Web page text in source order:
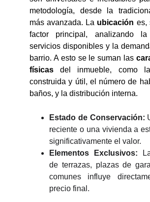
metodología, desde la
más avanzada. La ubicación es,
factor principal, analizando
servicios disponibles y la
barrio. A esto se le suman las
físicas del inmueble, como
construida y útil, el número de
baños, y la distribución interna.
Estado de Conservación:
reciente o una vivienda a
significativamente el valor.
Elementos Exclusivos:
de terrazas, plazas de
comunes influye
precio final.